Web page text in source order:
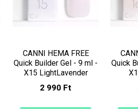
CANNI HEMA FREE
Quick Builder Gel - 9 ml -
X15 LightLavender
2 990 Ft
Quick